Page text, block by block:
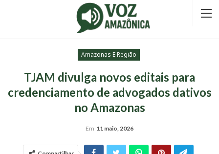
Amazonas E Região
TJAM divulga novos editais para
credenciamento de advogados dativos
no Amazonas
Em 11 maio, 2026